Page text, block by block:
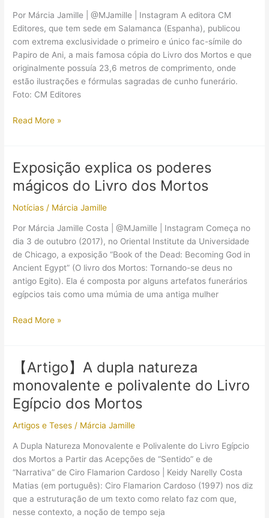
Por Márcia Jamille | @MJamille | Instagram A editora CM
Editores, que tem sede em Salamanca (Espanha), publicou
com extrema exclusividade o primeiro e único fac-símile do
Papiro de Ani, a mais famosa cópia do Livro dos Mortos e que
originalmente possuía 23,6 metros de comprimento, onde
estão ilustrações e fórmulas sagradas de cunho funerário.
Foto: CM Editores
Tenha
do
Livro
Mortos
em
sua
casa…
Mas
com
uma
condição
Read More »
Exposição explica os poderes
mágicos do Livro dos Mortos
Notícias / Márcia Jamille
Por Márcia Jamille Costa | @MJamille | Instagram Começa no
dia 3 de outubro (2017), no Oriental Institute da Universidade
de Chicago, a exposição “Book of the Dead: Becoming God in
Ancient Egypt” (O livro dos Mortos: Tornando-se deus no
antigo Egito). Ela é composta por alguns artefatos funerários
egípcios tais como uma múmia de uma antiga mulher
Exposição
poderes
mágicos
do
Livro
dos
Mortos
Read More »
【Artigo】A dupla natureza
monovalente e polivalente do Livro
Egípcio dos Mortos
Artigos e Teses / Márcia Jamille
A Dupla Natureza Monovalente e Polivalente do Livro Egípcio
dos Mortos a Partir das Acepções de “Sentido” e de
“Narrativa” de Ciro Flamarion Cardoso | Keidy Narelly Costa
Matias (em português): Ciro Flamarion Cardoso (1997) nos diz
que a estruturação de um texto como relato faz com que,
nesse contexto, a noção de tempo seja